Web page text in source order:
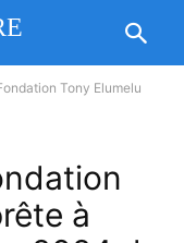
Tony Elumelu
à